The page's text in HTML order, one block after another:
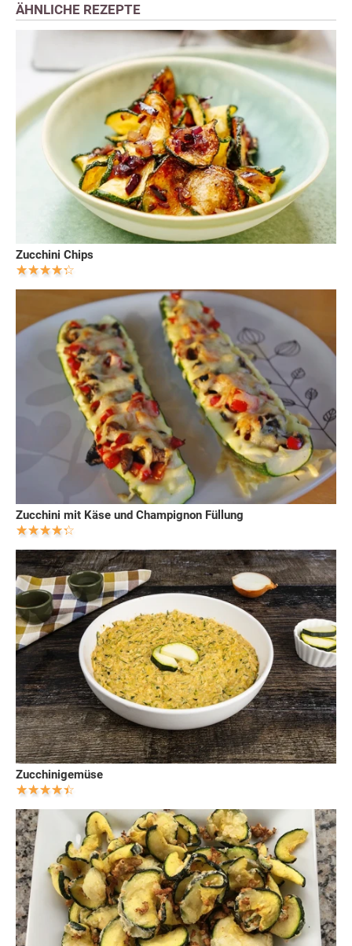
ÄHNLICHE REZEPTE
Zucchini Chips
Zucchini mit Käse und Champignon Füllung
Zucchinigemüse